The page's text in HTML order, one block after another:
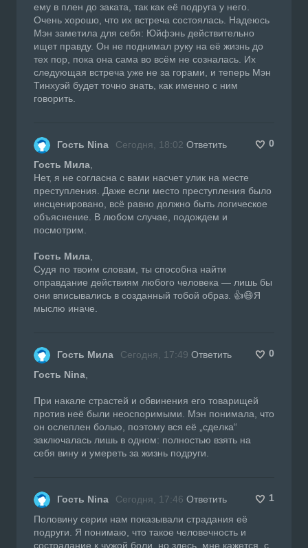
ему в плен до заката, так как её подруга у него.
Очень хорошо, что их встреча состоялась. Надеюсь
Мэн заметила для себя: Юйфэнь действительно
ищет правду. Он не поднимал руку на её жизнь до
тех пор, пока она сама во всём не созналась. Их
следующая встреча уже не за горами, и теперь Мэн
Тинхуэй будет точно знать, как именно с ним
говорить.
Гость Nina Сегодня, 18:02 Ответить
0
Гость Мила
Нет, я не согласна с вами насчет улик на месте
преступления. Даже если место преступления было
инсценировано, всё равно должно быть логическое
объяснение. В любом случае, подождем и
посмотрим.
Гость Мила
Судя по твоим словам, ты способна найти
оправдание действиям любого человека — лишь бы
они вписывались в созданный тобой образ. 👍😄Я
мыслю иначе.
Гость Мила Сегодня, 17:49 Ответить
0
Гость Nina
При накале страстей и обвинения его товарищей
против неё были неоспоримыми. Мэн понимала, что
он ослеплен болью, поэтому вся её „сделка“
заключалась лишь в одном: полностью взять на
себя вину и умереть за жизнь подруги.
Гость Nina Сегодня, 17:46 Ответить
1
Половину серии нам показывали страдания её
подруги. Я понимаю, что такое человечность и
сострадание к чужой боли, но здесь, мне кажется, с